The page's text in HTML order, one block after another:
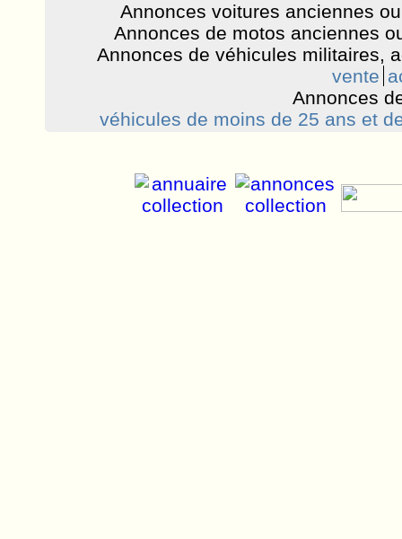
Annonces voitures anciennes
Annonces de motos anciennes
Annonces de véhicules militaires,
vente
Annonces
véhicules de moins de 25 ans et